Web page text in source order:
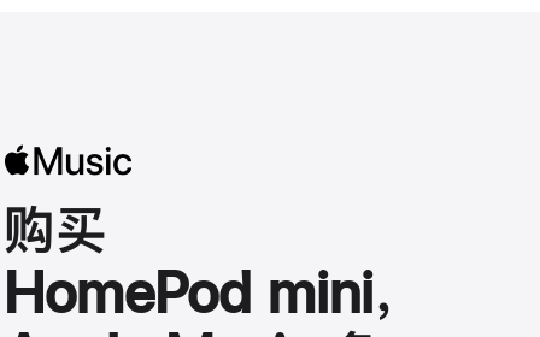
购买
HomePod mini，